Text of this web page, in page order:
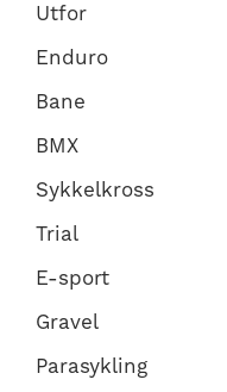
Utfor
Enduro
Bane
BMX
Sykkelkross
Trial
E-sport
Gravel
Parasykling